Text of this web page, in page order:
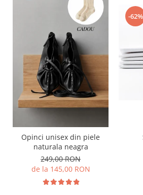
Opinci unisex din piele
naturala neagra
249,00 RON
de la 145,00 RON
-62%